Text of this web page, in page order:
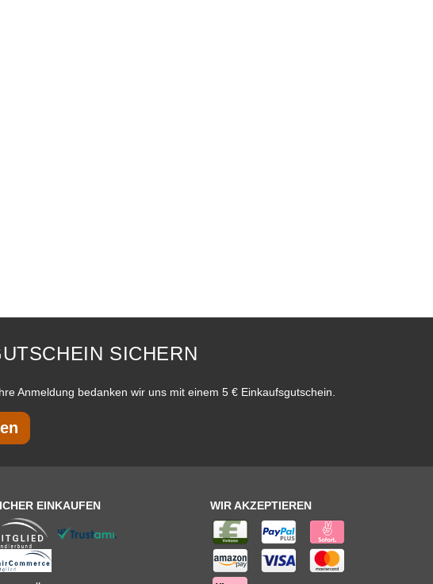
SICHERN
Anmeldung bedanken wir uns mit einem 5 € Einkaufsgutschein.
EINKAUFEN WIR AKZEPTIEREN